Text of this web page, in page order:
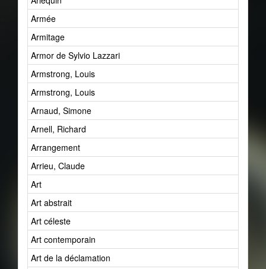
Armée
Armitage
Armor de Sylvio Lazzari
Armstrong, Louis
Armstrong, Louis
Arnaud, Simone
Arnell, Richard
Arrangement
Arrieu, Claude
Art
Art abstrait
Art céleste
Art contemporain
Art de la déclamation